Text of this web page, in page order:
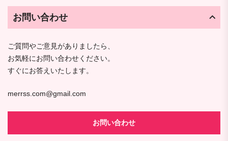
お問い合わせ
ご質問やご意見がありましたら、
お気軽にお問い合わせください。
すぐにお答えいたします。
merrss.com@gmail.com
お問い合わせ